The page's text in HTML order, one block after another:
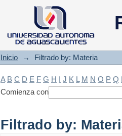
Filtrado by: Materia
Inicio → Filtrado by: Materia
A B C D E F G H I J K L M N O P Q
Comienza con
Filtrado by: